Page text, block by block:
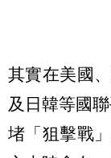
其實在美國
及日韓等國
堵「狙擊戰